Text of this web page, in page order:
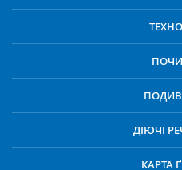
ДІЮЧІ
КАРТА